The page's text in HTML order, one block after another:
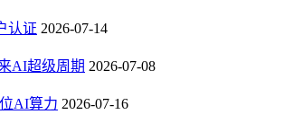
认证 2026-07-14
AI超级周期 2026-07-08
AI算力 2026-07-16